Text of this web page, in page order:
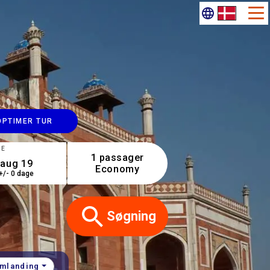
TUR
0 dage
1 passager
Economy
Søgning